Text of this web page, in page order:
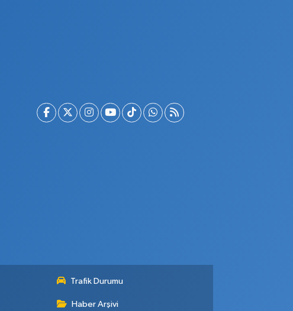
Trafik Durumu
Haber Arşivi